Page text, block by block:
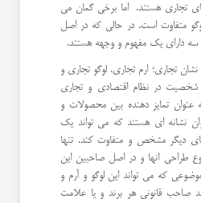
های تجاری هستند. اما برخی گمان می
متفاوت است. در حالی که در اصل
سه دارای یک مفهوم و وجهه هستند.
تجاری؛ ارم تجاری، لوگو تجاری و
در نظام اقتصادی و تجاری
عنوان تمایز دهنده بین محصولات و
نشانه ای هستند که می تواند یک
دیگر مشخص و متفاوت کند. تنها
طراحی انها و در اصل صاحبین این
که می تواند این لوگو و آرم و
صاحب قانونی هر برند و یا علامت